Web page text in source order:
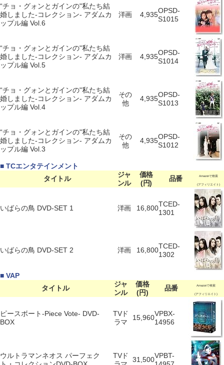
“チョ・グォンとガインの"私たち結
婚しました-コレクション- アダムカ
ップル編 Vol.6
洋画 4,935OPSD-
S1015
“チョ・グォンとガインの"私たち結
婚しました-コレクション- アダムカ
ップル編 Vol.5
洋画 4,935OPSD-
S1014
“チョ・グォンとガインの"私たち結
婚しました-コレクション- アダムカ
ップル編 Vol.4
その
他
4,935OPSD-
S1013
“チョ・グォンとガインの"私たち結
婚しました-コレクション- アダムカ
ップル編 Vol.3
その
他
4,935OPSD-
S1012
■ TCエンタテインメント
タイトル
ジャ
ンル
価格
(円)
品番 Amazonで検索
(アフィリエイト)
いばらの鳥 DVD-SET 1 洋画 16,800TCED-
1301
いばらの鳥 DVD-SET 2 洋画 16,800TCED-
1302
■ VAP
タイトル
ジャ
ンル
価格
(円)
品番 Amazonで検索
(アフィリエイト)
ピースボート-Piece Vote- DVD-
BOX
TVド
ラマ
15,960VPBX-
14956
ウルトラマンネオス パーフェク
TVド
31,500VPBT-